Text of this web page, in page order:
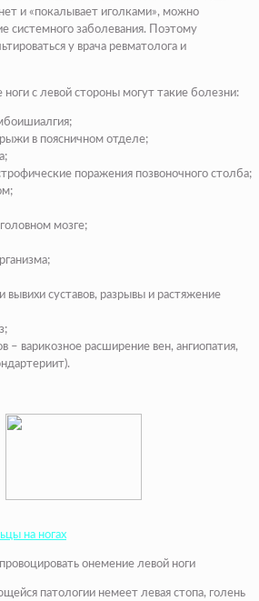
и «покалывает иголками», можно
системного заболевания. Поэтому
у врача ревматолога и
с левой стороны могут такие болезни:
в поясничном отделе;
поражения позвоночного столба;
мозге;
вывихи суставов, разрывы и растяжение
– варикозное расширение вен, ангиопатия,
на ногах
онемение левой ноги
патологии немеет левая стопа, голень